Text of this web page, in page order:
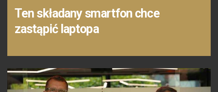
Ten składany smartfon chce
zastąpić laptopa